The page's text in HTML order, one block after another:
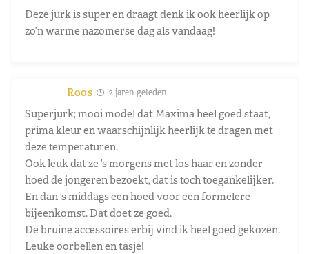
Deze jurk is super en draagt denk ik ook heerlijk op
zo’n warme nazomerse dag als vandaag!
Roos 2 jaren geleden
Superjurk; mooi model dat Maxima heel goed staat,
prima kleur en waarschijnlijk heerlijk te dragen met
deze temperaturen.
Ook leuk dat ze ’s morgens met los haar en zonder
hoed de jongeren bezoekt, dat is toch toegankelijker.
En dan ’s middags een hoed voor een formelere
bijeenkomst. Dat doet ze goed.
De bruine accessoires erbij vind ik heel goed gekozen.
Leuke oorbellen en tasje!